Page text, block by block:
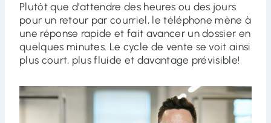
Plutôt que d’attendre des heures ou des jours
pour un retour par courriel, le téléphone mène à
une réponse rapide et fait avancer un dossier en
quelques minutes. Le cycle de vente se voit ainsi
plus court, plus fluide et davantage prévisible!